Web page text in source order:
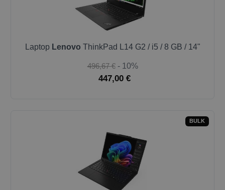
Laptop Lenovo ThinkPad L14 G2 / i5 / 8 GB / 14"
496,67 € - 10%
447,00 €
BULK